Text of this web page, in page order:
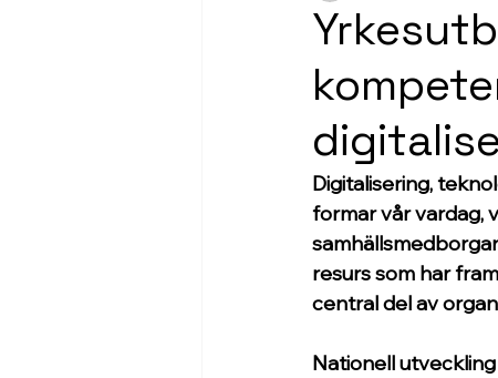
Digitalisering,
formar vår vardag,
resurs som har
central del av
Nationell